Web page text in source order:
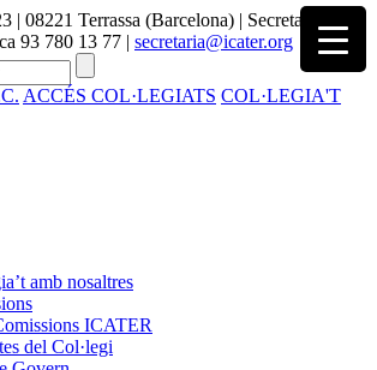
| 08221 Terrassa (Barcelona) | Secretaria 93
93 780 13 77 | secretaria@icater.org
ACCÉS COL·LEGIATS COL·LEGIA'T
amb nosaltres
ICATER
del Col·legi